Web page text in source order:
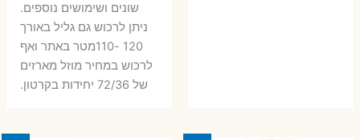
שונים ושימושים נוספים.
ניתן לרכוש גם גליל באורך
120 -110מטר באתר ואף
לרכוש במחיר מוזל מארזים
של 72/36 יחידות בקרטון.